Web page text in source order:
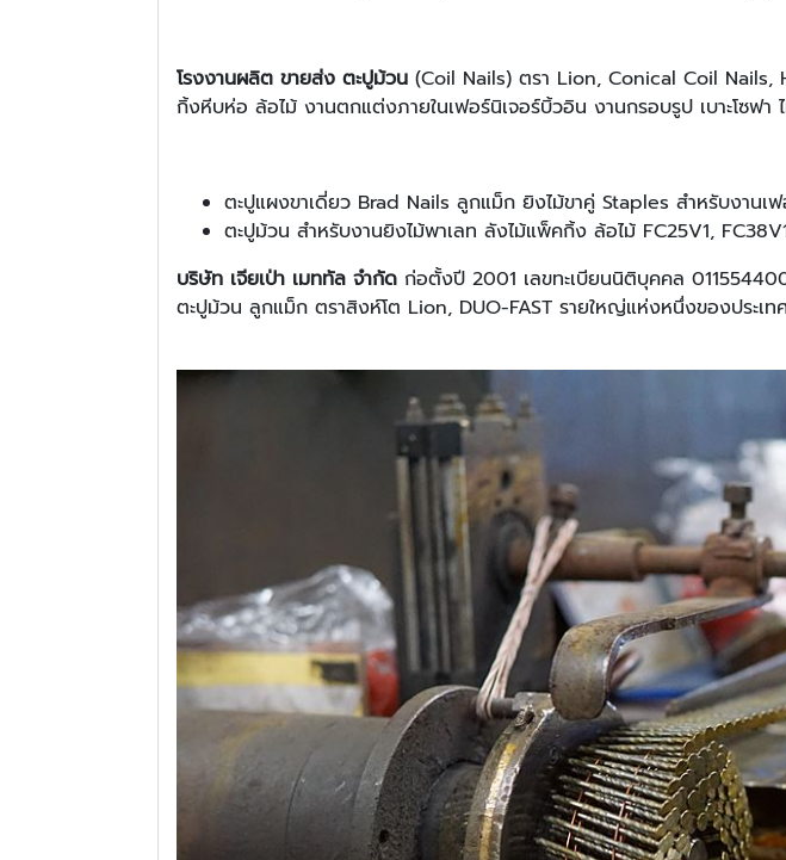
โรงงานผลิต ขายส่ง ตะปูม้วน (Coil Nails) ตรา Lion, Conical Coil
กิ้งหีบห่อ ล้อไม้ งานตกแต่งภายในเฟอร์นิเจอร์บิ้วอิน งานกรอบรูป เบาะโ
ตะปูแผงขาเดี่ยว Brad Nails ลูกแม็ก ยิงไม้ขาคู่ Staples สำหรับงาน
ตะปูม้วน สำหรับงานยิงไม้พาเลท ลังไม้แพ็คกิ้ง ล้อไม้ FC25V1,
บริษัท เจียเป่า เมททัล จำกัด ก่อตั้งปี 2001 เลขทะเบียนนิติบุคคล
ตะปูม้วน ลูกแม็ก ตราสิงห์โต Lion, DUO-FAST รายใหญ่แห่งหนึ่งของประเ